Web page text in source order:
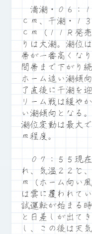
満潮・０６：
ｃｍ、干潮・１
ｃｍ（１１Ｒ発
りは大潮。潮位
帯が一番高くな
間帯まで下がり
ホーム追い潮傾
了直後に干潮を
リーム戦は緩や
い潮傾向となる
潮位変動は最大
ｍ程度。
０７：５５現
れ、気温２２℃
ｍ（ホーム向い
は雲に覆われて
試運転が始まる
と日差しが出て
し、この後は天